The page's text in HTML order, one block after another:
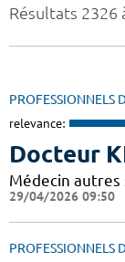
Résultats 2326
PROFESSIONNELS
relevance:
Docteur
Médecin autres
29/04/2026 09:50
PROFESSIONNELS